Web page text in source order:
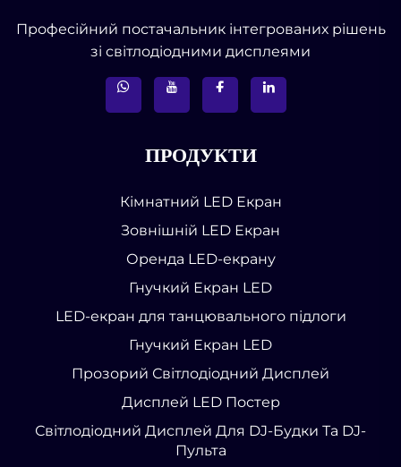
Професійний постачальник інтегрованих рішень
зі світлодіодними дисплеями
ПРОДУКТИ
Кімнатний LED Екран
Зовнішній LED Екран
Оренда LED-екрану
Гнучкий Екран LED
LED-екран для танцювального підлоги
Гнучкий Екран LED
Прозорий Світлодіодний Дисплей
Дисплей LED Постер
Світлодіодний Дисплей Для DJ-Будки Та DJ-
Пульта